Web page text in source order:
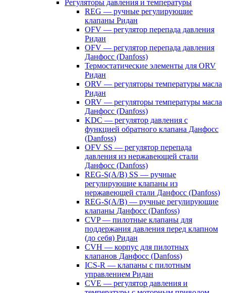
Регуляторы давления и температуры
REG — ручные регулирующие
клапаны Ридан
OFV — регулятор перепада давления
Ридан
OFV — регулятор перепада давления
Данфосс (Danfoss)
Термостатические элементы для ORV
Ридан
ORV — регуляторы температуры масла
Ридан
ORV — регуляторы температуры масла
Данфосс (Danfoss)
KDC — регулятор давления с
функцией обратного клапана Данфосс
(Danfoss)
OFV SS — регулятор перепада
давления из нержавеющей стали
Данфосс (Danfoss)
REG-S(A/B) SS — ручные
регулирующие клапаны из
нержавеющей стали Данфосс (Danfoss)
REG-S(A/B) — ручные регулирующие
клапаны Данфосс (Danfoss)
CVP — пилотные клапаны для
поддержания давления перед клапном
(до себя) Ридан
CVH — корпус для пилотных
клапанов Данфосс (Danfoss)
ICS-R — клапаны с пилотным
управлением Ридан
CVE — регулятор давления и